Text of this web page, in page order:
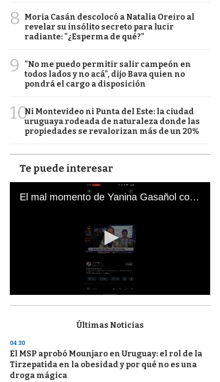
8
Moria Casán descolocó a Natalia Oreiro al
revelar su insólito secreto para lucir
radiante: "¿Esperma de qué?"
9
"No me puedo permitir salir campeón en
todos lados y no acá", dijo Bava quien no
pondrá el cargo a disposición
10Ni Montevideo ni Punta del Este: la ciudad
uruguaya rodeada de naturaleza donde las
propiedades se revalorizan más de un 20%
Te puede interesar
El mal momento de Yanina Gasañol con un hincha argentino en "Subrayado"
s
d
s
o
f
3
Últimas Noticias
04:30
El MSP aprobó Mounjaro en Uruguay: el rol de la
Tirzepatida en la obesidad y por qué no es una
droga mágica